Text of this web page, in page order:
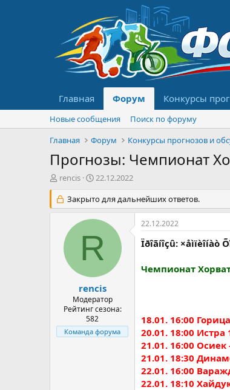
Главная Форум Конкурсы
Новые сообщения
Поиск по форуму
Главная
Форум
Прогнозы: Чемпионат
А
т
о
м
rencis
Д
т
а
н
ч
а
а
22.12.2022
Закрыто для дальнейших ответов.
R
rencis
Модератор
Рейтинг сезона:
582
Команда форума
22.12.2022
Ïðîãíîçû: ×åìïèîíàò
Чемпионат
18.01. 16:00
20.01. 18:00 Истра
21.01. 16:00 Осиек
21.01. 18:30
22.01. 16:00
22.01. 18:10